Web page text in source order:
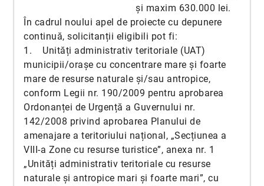
și maxim 630.000 lei.
În cadrul noului apel de proiecte cu depunere
continuă, solicitanții eligibili pot fi:
1. Unități administrativ teritoriale (UAT)
municipii/orașe cu concentrare mare și foarte
mare de resurse naturale și/sau antropice,
conform Legii nr. 190/2009 pentru aprobarea
Ordonanței de Urgență a Guvernului nr.
142/2008 privind aprobarea Planului de
amenajare a teritoriului național, „Secțiunea a
VIII-a Zone cu resurse turistice”, anexa nr. 1
„Unități administrativ teritoriale cu resurse
naturale și antropice mari și foarte mari”, cu